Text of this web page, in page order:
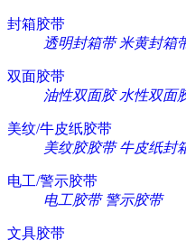
封箱胶带
透明封箱带 米黄封箱
双面胶带
油性双面胶 水性双面
美纹/牛皮纸胶带
美纹胶胶带 牛皮纸封
电工/警示胶带
电工胶带 警示胶带
文具胶带